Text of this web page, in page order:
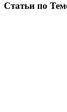
Статьи по